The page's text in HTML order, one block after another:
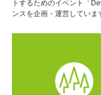
トするためのイベント「
ンスを企画・運営していま